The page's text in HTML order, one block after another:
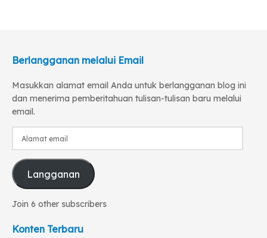
Berlangganan melalui Email
Masukkan alamat email Anda untuk berlangganan blog ini
dan menerima pemberitahuan tulisan-tulisan baru melalui
email.
Langganan
Join 6 other subscribers
Konten Terbaru